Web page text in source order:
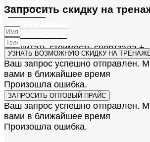
БЛОЧНЫЕ
НАГРУЖАЕМЫЕ
НАГРУЖАЕМЫЕ
Расчитать стоимость спортзала +
Запросить скидку на
УЗНАТЬ ВОЗМОЖНУЮ СКИДКУ НА
Ваш запрос успешно отправлен.
вами в ближайшее время
Произошла ошибка.
ЗАПРОСИТЬ ОПТОВЫЙ ПРАЙС
Ваш запрос успешно отправлен.
вами в ближайшее время
Произошла ошибка.